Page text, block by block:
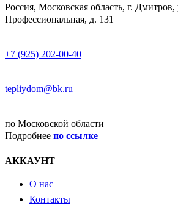
Россия, Московская область, г. Дмитров,
Профессиональная, д. 131
+7 (925) 202-00-40
tepliydom@bk.ru
по Московской области
Подробнее по ссылке
АККАУНТ
О нас
Контакты